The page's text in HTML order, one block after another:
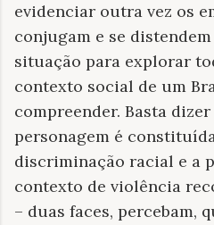
evidenciar outra vez os
conjugam e se
situação para explorar
contexto social de um
compreender. Basta
personagem é
discriminação racial e a
contexto de violência
– duas faces, percebam,